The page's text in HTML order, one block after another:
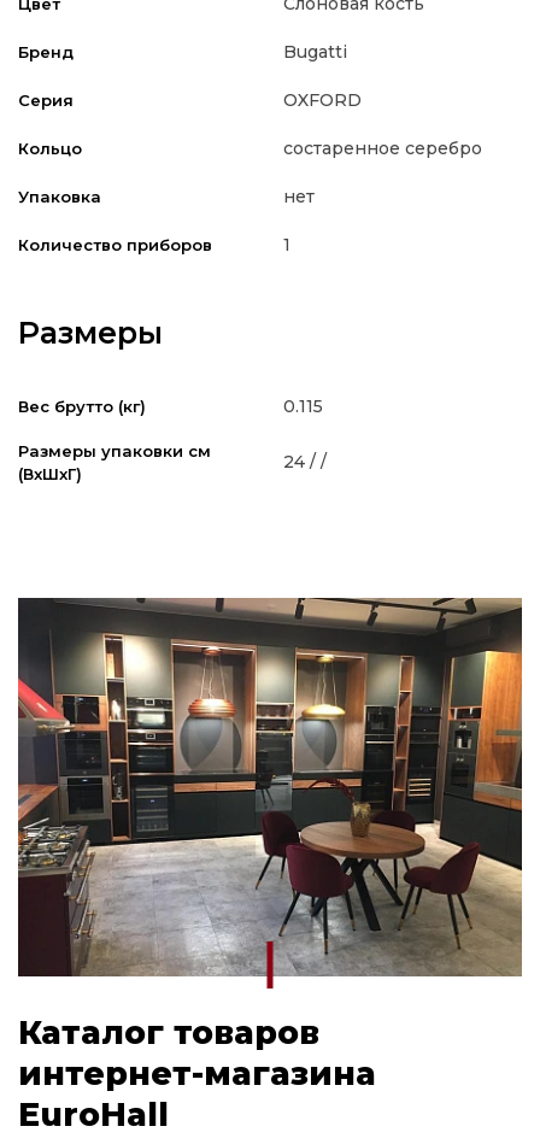
Бренд Bugatti
Серия OXFORD
Кольцо состаренное серебро
Упаковка нет
Количество приборов 1
Размеры
Вес брутто (кг) 0.115
Размеры упаковки см
(ВxШxГ)
24 / /
Каталог товаров
интернет-магазина
EuroHall